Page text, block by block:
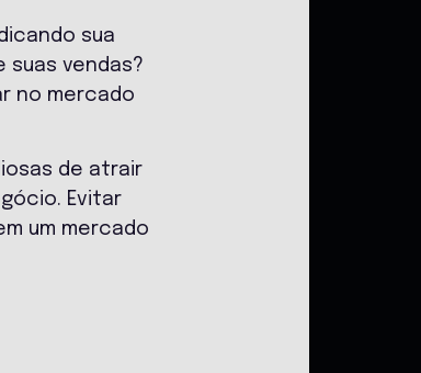
sua
vendas?
no mercado
de atrair
Evitar
um mercado